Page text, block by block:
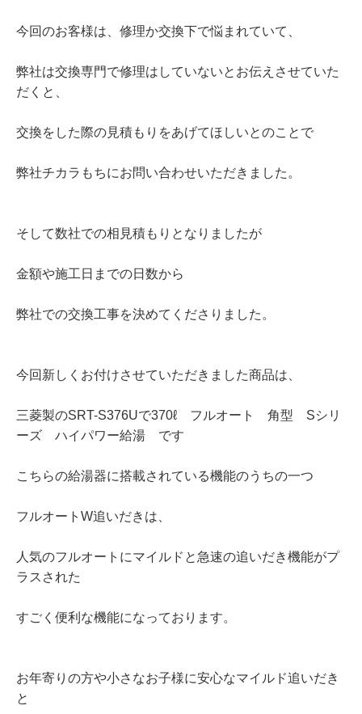
今回のお客様は、修理か交換下で悩まれていて、
弊社は交換専門で修理はしていないとお伝えさせていた
だくと、
交換をした際の見積もりをあげてほしいとのことで
弊社チカラもちにお問い合わせいただきました。
そして数社での相見積もりとなりましたが
金額や施工日までの日数から
弊社での交換工事を決めてくださりました。
今回新しくお付けさせていただきました商品は、
三菱製のSRT-S376Uで370ℓ フルオート 角型 Sシリ
ーズ ハイパワー給湯 です
こちらの給湯器に搭載されている機能のうちの一つ
フルオートW追いだきは、
人気のフルオートにマイルドと急速の追いだき機能がプ
ラスされた
すごく便利な機能になっております。
お年寄りの方や小さなお子様に安心なマイルド追いだき
と